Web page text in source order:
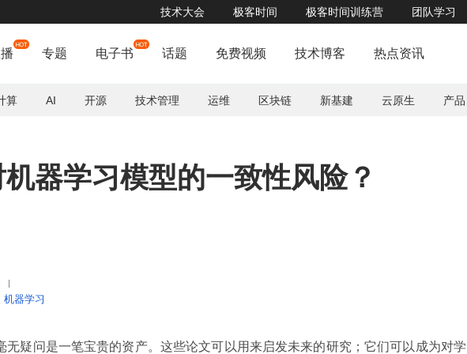
技术大会 极客时间 极客时间训练营 团队学习
专题 电子书 话题 免费视频 技术博客 热点资讯
算 AI 开源 技术管理 运维 区块链 新基建 云原生 产品
器学习模型的一致性风险？
机器学习
无疑问是一笔宝贵的资产。这些论文可以用来启发未来的研究；它们可以成为对学